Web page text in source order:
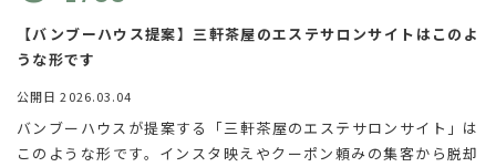
【バンブーハウス提案】三軒茶屋のエステサロンサイトはこのよ
うな形です
公開日 2026.03.04
バンブーハウスが提案する「三軒茶屋のエステサロンサイト」は
このような形です。インスタ映えやクーポン頼みの集客から脱却